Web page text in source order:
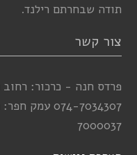
תודה שבחרתם רילנד.
צור קשר
פרדס חנה - כרכור: רחוב
074-7034307 עמק
7000037